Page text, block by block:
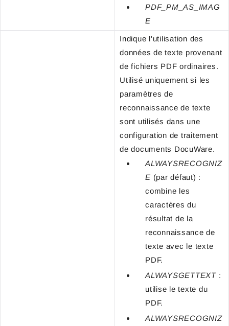
PDF_PM_AS_IMAG
E
Indique l'utilisation des
données de texte provenant
de fichiers PDF ordinaires.
Utilisé uniquement si les
paramètres de
reconnaissance de texte
sont utilisés dans une
configuration de traitement
de documents DocuWare.
ALWAYSRECOGNIZ
E (par défaut) :
combine les
caractères du
résultat de la
reconnaissance de
texte avec le texte
PDF.
ALWAYSGETTEXT :
utilise le texte du
PDF.
ALWAYSRECOGNIZ